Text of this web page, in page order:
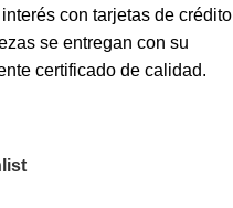
con tarjetas de crédito
se entregan con su
certificado de calidad.